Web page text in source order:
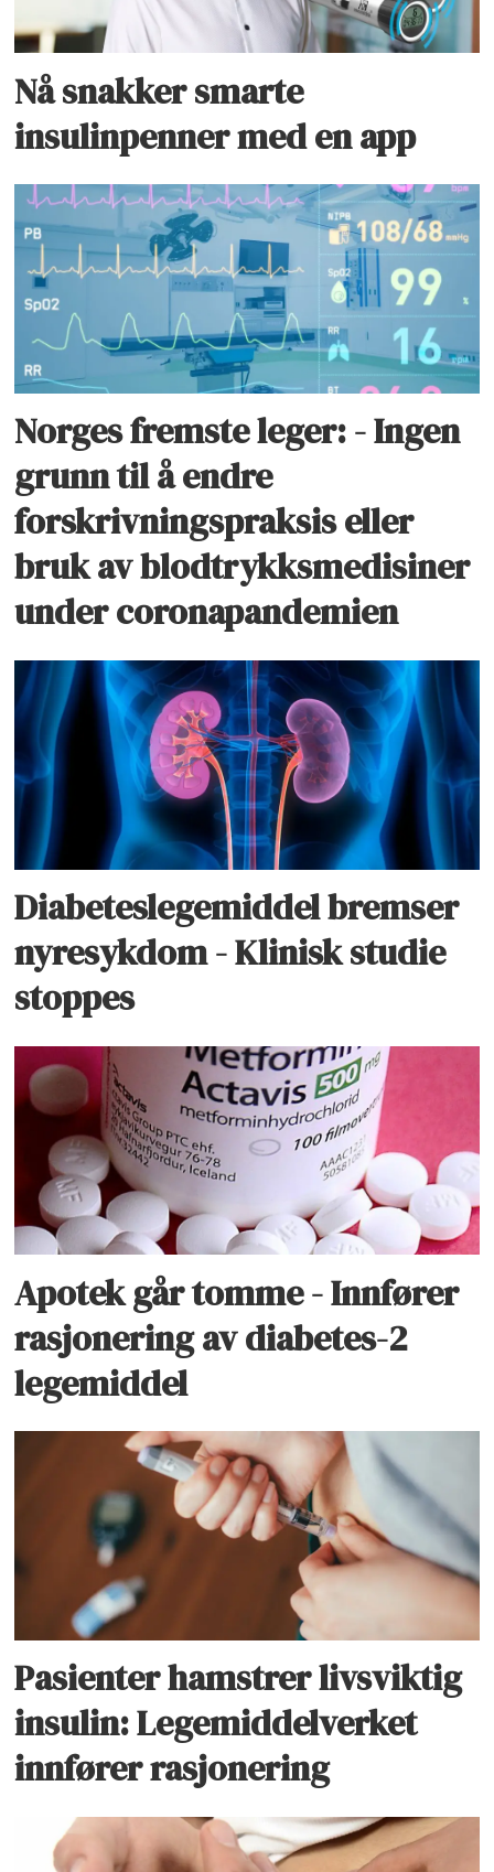
Nå snakker smarte
insulinpenner med en app
Norges fremste leger: - Ingen
grunn til å endre
forskrivningspraksis eller
bruk av blodtrykksmedisiner
under coronapandemien
Diabeteslegemiddel bremser
nyresykdom - Klinisk studie
stoppes
Apotek går tomme - Innfører
rasjonering av diabetes-2
legemiddel
Pasienter hamstrer livsviktig
insulin: Legemiddelverket
innfører rasjonering